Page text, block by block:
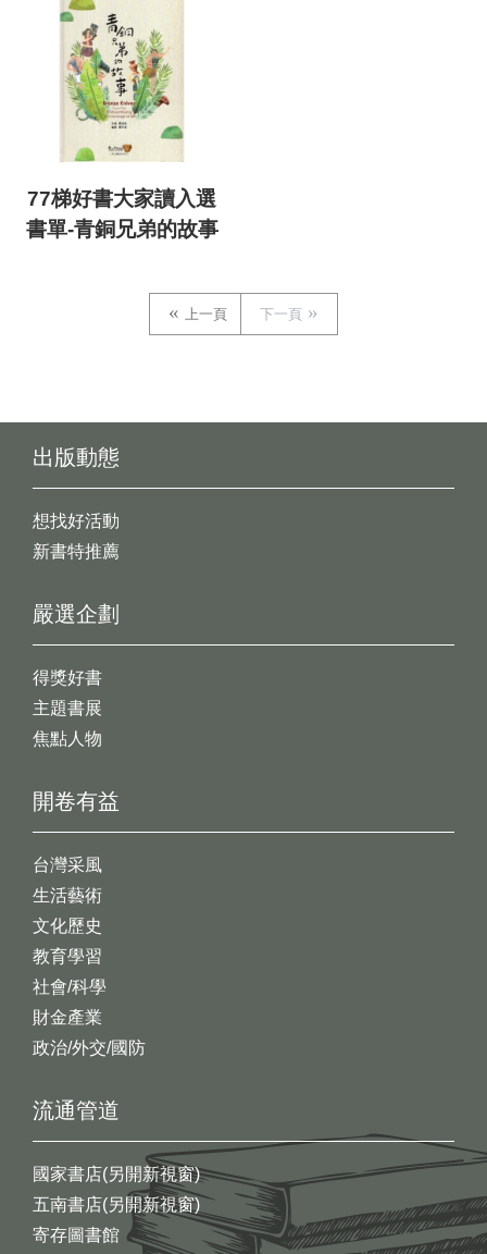
77梯好書大家讀入選
書單-青銅兄弟的故事
上一頁 下一頁
出版動態
想找好活動
新書特推薦
開卷有益
台灣采風
生活藝術
文化歷史
教育學習
社會/科學
財金產業
政治/外交/國防
嚴選企劃
得獎好書
主題書展
焦點人物
流通管道
國家書店(另開新視窗)
五南書店(另開新視窗)
寄存圖書館